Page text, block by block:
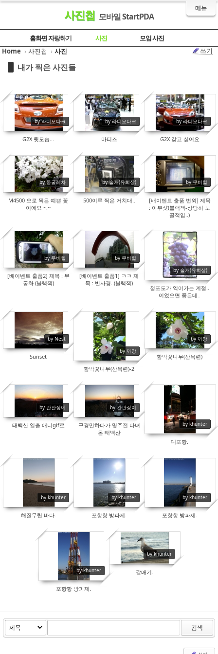
메뉴
사진첩 모바일 StartPDA
홈화면 자랑하기 사진
모임 사진
Home › 사진첩 › 사진 쓰기
내가 찍은 사진들
by 라디오다크
6309
G2X 뒷모습...
by 라디오다크
6785
마티즈
by 라디오다크
6846
G2X 갖고 싶어요
by 둥굴레차
12511
M4500 으로 찍은 예쁜 꽃
이에요 ~.~
by 솔개(유희상)
6335
500이루 찍은 거치대..
by 무비힐
7177
[배이벤트 출품 번외] 제목
: 아부샷(블랙잭-상당히 노
골적임..)
by 무비힐
7159
[배이벤트 출품2] 제목 : 무
궁화 (블랙잭)
by 무비힐
6591
[배이벤트 출품1] ㅋㅋ 제
목 : 반사경..(블랙잭)
by 솔개(유희상)
7596
청포도가 익어가는 계절..
이었으면 좋은데..
by Nest
6708
Sunset
by 까망
7480
함박꽃나무(산목련)-2
by 까망
7689
함박꽃나무(산목련)
by 간판장이
태백산 일출 애니gif로
by 간판장이
7285
구경만하다가 몇주전 다녀
온 태백산
by khunter
6318
대포항.
by khunter
6355
해질무렵 바다.
by khunter
6270
포항항 방파제.
by khunter
7174
포항항 방파제.
by khunter
7245
포항항 방파제.
by khunter
6196
갈매기.
검색
Sketchbook5, 스케치북5
Sketchbook5, 스케치북5
Sketchbook5, 스케치북5
Sketchbook5, 스케치북5